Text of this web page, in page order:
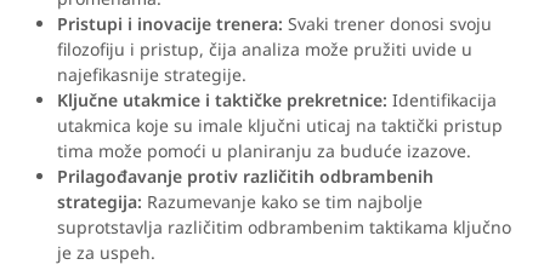
Pristupi i inovacije trenera: Svaki trener donosi svoju
filozofiju i pristup, čija analiza može pružiti uvide u
najefikasnije strategije.
Ključne utakmice i taktičke prekretnice: Identifikacija
utakmica koje su imale ključni uticaj na taktički pristup
tima može pomoći u planiranju za buduće izazove.
Prilagođavanje protiv različitih odbrambenih
strategija: Razumevanje kako se tim najbolje
suprotstavlja različitim odbrambenim taktikama ključno
je za uspeh.